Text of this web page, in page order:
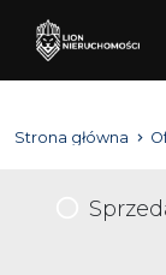
Strona główna